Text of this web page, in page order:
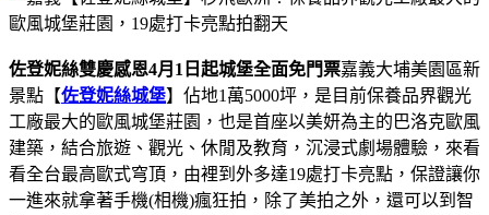
佐登妮絲雙慶感恩4月1日起城堡全面免門票嘉義大埔美園區新
景點【佐登妮絲城堡】佔地1萬5000坪，是目前保養品界觀光
工廠最大的歐風城堡莊園，也是首座以美妍為主的巴洛克歐風
建築，結合旅遊、觀光、休閒及教育，沉浸式劇場體驗，來看
看全台最高歐式穹頂，由裡到外多達19處打卡亮點，保證讓你
一進來就拿著手機(相機)瘋狂拍，除了美拍之外，還可以到智